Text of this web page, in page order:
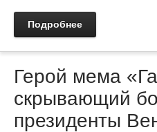
Подробнее
Герой мема
скрывающий
президенты